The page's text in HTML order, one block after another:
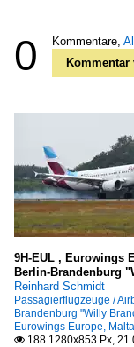
0 Kommentare,
Kommentar
9H-EUL , Eurowings
Berlin-Brandenburg
Reinhard Schmidt
Passagierflugzeuge /
Brandenburg "Willy
Eurowings Europe,
 188 1280x853 Px,